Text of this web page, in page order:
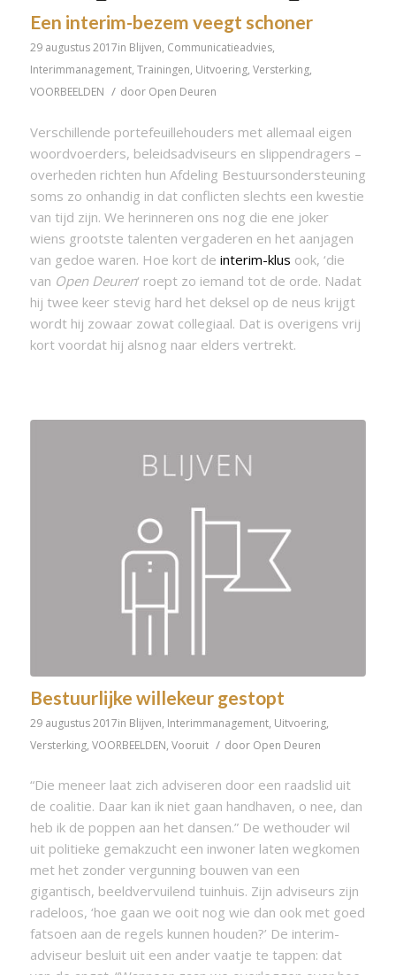
Een interim-bezem veegt schoner
29 augustus 2017in Blijven, Communicatieadvies,
Interimmanagement, Trainingen, Uitvoering, Versterking,
VOORBEELDEN / door Open Deuren
Verschillende portefeuillehouders met allemaal eigen
woordvoerders, beleidsadviseurs en slippendragers –
overheden richten hun Afdeling Bestuursondersteuning
soms zo onhandig in dat conflicten slechts een kwestie
van tijd zijn. We herinneren ons nog die ene joker
wiens grootste talenten vergaderen en het aanjagen
van gedoe waren. Hoe kort de interim-klus ook, ‘die
van Open Deuren‘ roept zo iemand tot de orde. Nadat
hij twee keer stevig hard het deksel op de neus krijgt
wordt hij zowaar zowat collegiaal. Dat is overigens vrij
kort voordat hij alsnog naar elders vertrekt.
Bestuurlijke willekeur gestopt
29 augustus 2017in Blijven, Interimmanagement, Uitvoering,
Versterking, VOORBEELDEN, Vooruit / door Open Deuren
“Die meneer laat zich adviseren door een raadslid uit
de coalitie. Daar kan ik niet gaan handhaven, o nee, dan
heb ik de poppen aan het dansen.” De wethouder wil
uit politieke gemakzucht een inwoner laten wegkomen
met het zonder vergunning bouwen van een
gigantisch, beeldvervuilend tuinhuis. Zijn adviseurs zijn
radeloos, ‘hoe gaan we ooit nog wie dan ook met goed
fatsoen aan de regels kunnen houden?’ De interim-
adviseur besluit uit een ander vaatje te tappen: dat